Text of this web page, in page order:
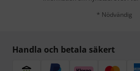
* Nödvändig
Handla och betala säkert